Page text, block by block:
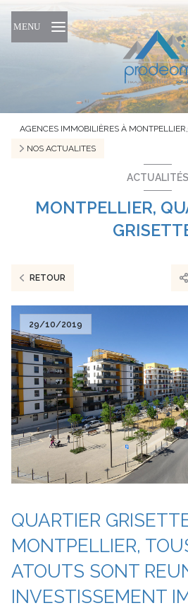
MENU
AGENCES IMMOBILIÈRES À
NOS ACTUALITES
ACTUALITÉS
MONTPELLIER,
RETOUR
29/10/2019
QUARTIER
MONTPELLIER,
ATOUTS SONT
INVESTISSEMENT